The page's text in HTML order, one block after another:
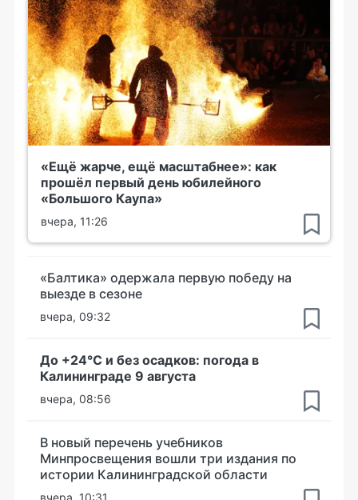
«Ещё жарче, ещё масштабнее»: как
прошёл первый день юбилейного
«Большого Каупа»
вчера, 11:26
«Балтика» одержала первую победу на
выезде в сезоне
вчера, 09:32
До +24°С и без осадков: погода в
Калининграде 9 августа
вчера, 08:56
В новый перечень учебников
Минпросвещения вошли три издания по
истории Калининградской области